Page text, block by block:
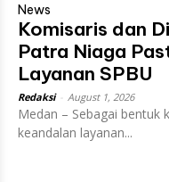
News
Komisaris dan
Patra Niaga
Layanan SPBU
Redaksi August 1, 2026
Medan – Sebagai
keandalan layanan...